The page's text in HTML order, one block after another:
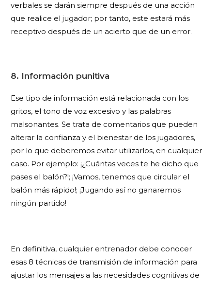
verbales se darán siempre después de una acción
que realice el jugador; por tanto, este estará más
receptivo después de un acierto que de un error.
8. Información punitiva
Ese tipo de información está relacionada con los
gritos, el tono de voz excesivo y las palabras
malsonantes. Se trata de comentarios que pueden
alterar la confianza y el bienestar de los jugadores,
por lo que deberemos evitar utilizarlos, en cualquier
caso. Por ejemplo: ¡¿Cuántas veces te he dicho que
pases el balón?!; ¡Vamos, tenemos que circular el
balón más rápido!; ¡Jugando así no ganaremos
ningún partido!
En definitiva, cualquier entrenador debe conocer
esas 8 técnicas de transmisión de información para
ajustar los mensajes a las necesidades cognitivas de